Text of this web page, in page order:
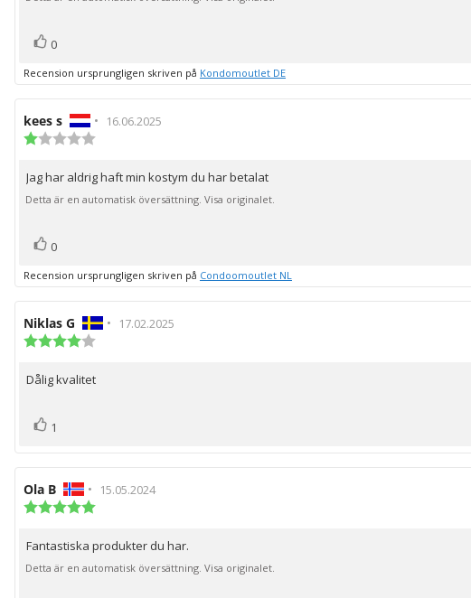
Rösta
0
Recension ursprungligen skriven på Kondomoutlet DE
Recensionsförfattare:
kees s • Recensionsdatum:
16.06.2025
5
stjärnor
Recensionstext:
Jag har aldrig haft min kostym du har betalat
Detta är en automatisk översättning. Visa originalet.
Rösta
0
Recension ursprungligen skriven på Condoomoutlet NL
Recensionsförfattare:
Niklas G • Recensionsdatum:
17.02.2025
Recensionstext:
Dålig kvalitet
Rösta
upp
1
Recensionsförfattare:
Ola B • Recensionsdatum:
15.05.2024
5
stjärnor
Recensionstext:
Fantastiska produkter du har.
Detta är en automatisk översättning. Visa originalet.